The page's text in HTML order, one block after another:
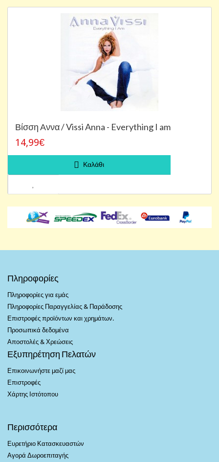
Βίσση Αννα / Vissi Anna - Everything I am
14,99€
Καλάθι
Πληροφορίες
Πληροφορίες για εμάς
Πληροφορίες Παραγγελίας & Παράδοσης
Επιστροφές προϊόντων και χρημάτων.
Προσωπικά δεδομένα
Αποστολές & Χρεώσεις
Εξυπηρέτηση Πελατών
Επικοινωνήστε μαζί μας
Επιστροφές
Χάρτης Ιστότοπου
Περισσότερα
Ευρετήριο Κατασκευαστών
Αγορά Δωροεπιταγής